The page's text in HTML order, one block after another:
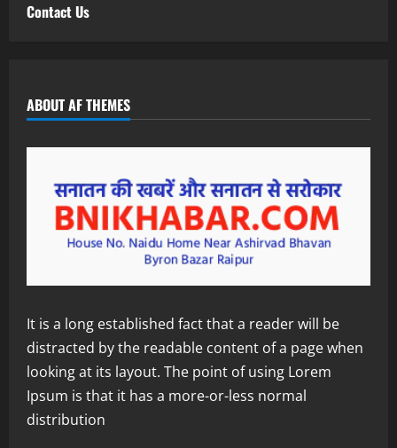
Contact Us
ABOUT AF THEMES
It is a long established fact that a reader will be
distracted by the readable content of a page when
looking at its layout. The point of using Lorem
Ipsum is that it has a more-or-less normal
distribution